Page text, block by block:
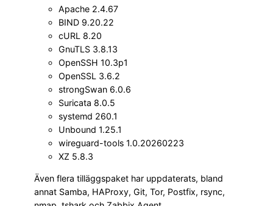
Apache 2.4.67
BIND 9.20.22
cURL 8.20
GnuTLS 3.8.13
OpenSSH 10.3p1
OpenSSL 3.6.2
strongSwan 6.0.6
Suricata 8.0.5
systemd 260.1
Unbound 1.25.1
wireguard-tools 1.0.20260223
XZ 5.8.3
Även flera tilläggspaket har uppdaterats, bland
annat Samba, HAProxy, Git, Tor, Postfix, rsync,